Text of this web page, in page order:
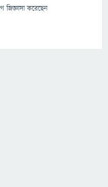
জিজ্ঞাসাকরেছেন